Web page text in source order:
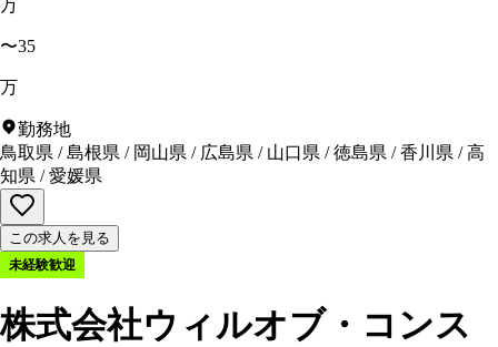
万
〜35
万
勤務地
鳥取県 /島根県 / 岡山県 / 広島県 / 山口県 /徳島県 /香川県 /高
知県 /愛媛県
この求人を見る
未経験歓迎
株式会社ウィルオブ・コンス